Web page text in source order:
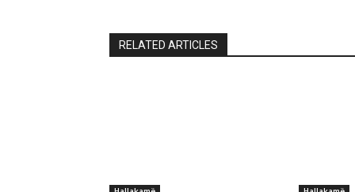
RELATED ARTICLES